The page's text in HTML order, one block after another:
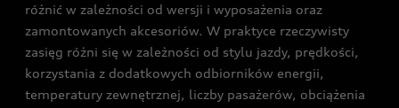
różnić w zależności od wersji i wyposażenia oraz
zamontowanych akcesoriów. W praktyce rzeczywisty
zasięg różni się w zależności od stylu jazdy, prędkości,
korzystania z dodatkowych odbiorników energii,
temperatury zewnętrznej, liczby pasażerów, obciążenia